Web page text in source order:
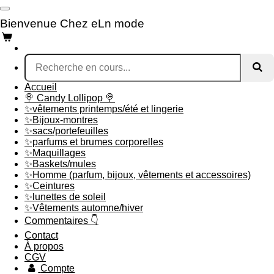
Passer
au
contenu
principal
Bienvenue Chez eLn mode
Accueil
🍭 Candy Lollipop 🍭
✨vêtements printemps/été et lingerie
✨Bijoux-montres
✨sacs/portefeuilles
✨parfums et brumes corporelles
✨Maquillages
✨Baskets/mules
✨Homme (parfum, bijoux, vêtements et accessoires)
✨Ceintures
✨lunettes de soleil
✨Vêtements automne/hiver
Commentaires 👇
Contact
À propos
CGV
Compte